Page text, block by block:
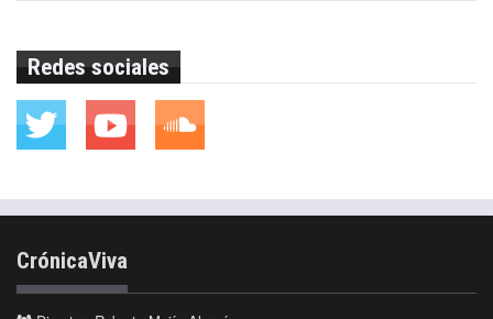
Redes sociales
CrónicaViva